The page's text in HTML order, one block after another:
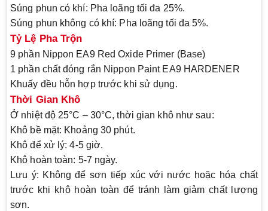
Súng phun có khí: Pha loãng tối đa 25%.
Súng phun không có khí: Pha loãng tối đa5%.
Tỷ Lệ Pha Trộn
9 phần Nippon EA9 Red Oxide Primer (Base)
1 phần chất đóng rắn Nippon Paint EA9 HARDENER
Khuấy đều hỗn hợp trước khi sử dụng.
Thời Gian Khô
Ở nhiệt độ 25°C – 30°C, thời gian khô như sau:
Khô bề mặt: Khoảng 30 phút.
Khô để xử lý:4-5 giờ.
Khô hoàn toàn: 5-7 ngày.
Lưu ý: Không để sơn tiếp xúc với nước hoặc hóa chất
trước khi khô hoàn toàn để tránh làm giảm chất lượng
sơn.